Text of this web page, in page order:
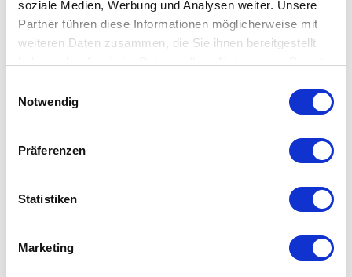
soziale Medien, Werbung und Analysen weiter. Unsere
Partner führen diese Informationen möglicherweise mit
weiteren Daten zusammen, die Sie ihnen bereitgestellt
Notwendig
Präferenzen
Statistiken
Marketing